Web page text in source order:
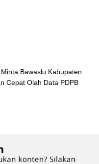
Bawaslu Kabupaten
Cepat Olah Data PDPB